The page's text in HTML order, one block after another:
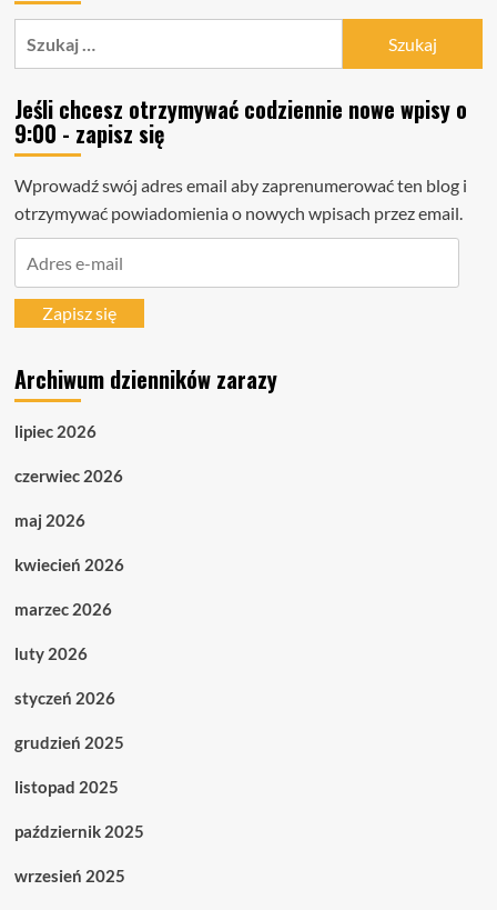
Jeśli chcesz otrzymywać codziennie nowe wpisy o
9:00 - zapisz się
Wprowadź swój adres email aby zaprenumerować ten blog i
otrzymywać powiadomienia o nowych wpisach przez email.
mailZapisz się
Archiwum dzienników zarazy
lipiec 2026
czerwiec 2026
maj 2026
kwiecień 2026
marzec 2026
luty 2026
styczeń 2026
grudzień 2025
listopad 2025
październik 2025
wrzesień 2025